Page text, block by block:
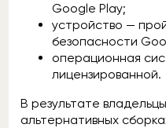
Google Play;
устройство —
безопасности
операционная
лицензированной.
В результате
альтернативных